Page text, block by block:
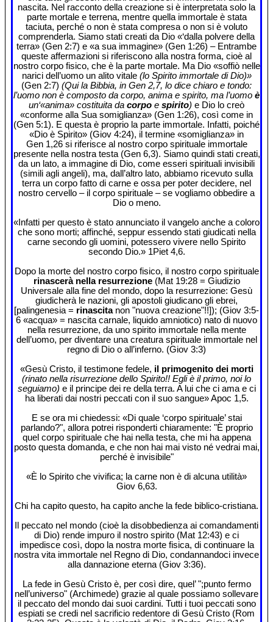
nascita. Nel racconto della creazione si è interpretata solo la
parte mortale e terrena, mentre quella immortale è stata
taciuta, perché o non è stata compresa o non si è voluto
comprenderla. Siamo stati creati da Dio «‘dalla polvere della
terra» (Gen 2:7) e «a sua immagine» (Gen 1:26) – Entrambe
queste affermazioni si riferiscono alla nostra forma, cioè al
nostro corpo fisico, che è la parte mortale. Ma Dio «soffiò nelle
narici dell’uomo un alito vitale (lo Spirito immortale di Dio)»
(Gen 2:7) (Qui la Bibbia, in Gen 2,7, lo dice chiaro e tondo:
l’uomo non è composto da corpo, anima e spirito, ma l’uomo è
un‘«anima» costituita da corpo e spirito) e Dio lo creò
«conforme alla Sua somiglianza» (Gen 1:26), così come in
(Gen 5:1). E questa è proprio la parte immortale. Infatti, poiché
«Dio è Spirito» (Giov 4:24), il termine «somiglianza» in
Gen 1,26 si riferisce al nostro corpo spirituale immortale
presente nella nostra testa (Gen 6,3). Siamo quindi stati creati,
da un lato, a immagine di Dio, come esseri spirituali invisibili
(simili agli angeli), ma, dall’altro lato, abbiamo ricevuto sulla
terra un corpo fatto di carne e ossa per poter decidere, nel
nostro cervello – il corpo spirituale – se vogliamo obbedire a
Dio o meno.
«Infatti per questo è stato annunciato il vangelo anche a coloro
che sono morti; affinché, seppur essendo stati giudicati nella
carne secondo gli uomini, potessero vivere nello Spirito
secondo Dio.» 1Piet 4,6.
Dopo la morte del nostro corpo fisico, il nostro corpo spirituale
rinascerà nella resurrezione(Mat 19:28 = Giudizio
Universale alla fine del mondo, dopo la resurrezione: Gesù
giudicherà le nazioni, gli apostoli giudicano gli ebrei,
[palingenesia = rinascitanon "nuova creazione"!!]); (Giov 3:5-
6 «acqua» = nascita carnale, liquido amniotico) nato di nuovo
nella resurrezione, da uno spirito immortale nella mente
dell’uomo, per diventare una creatura spirituale immortale nel
regno di Dio o all’inferno. (Giov 3:3)
«Gesù Cristo, il testimone fedele, il primogenito dei morti
(rinato nella risurrezione dello Spirito!! Egli è il primo, noi lo
seguiamo) e il principe dei re della terra. A lui che ci ama e ci
ha liberati dai nostri peccati con il suo sangue» Apoc 1,5.
E se ora mi chiedessi: «Di quale ‘corpo spirituale’ stai
parlando?", allora potrei risponderti chiaramente: "È proprio
quel corpo spirituale che hai nella testa, che mi ha appena
posto questa domanda, e che non hai mai visto né vedrai mai,
perché è invisibile"
«È lo Spirito che vivifica; la carne non è di alcuna utilità»
Giov 6,63.
Chi ha capito questo, ha capito anche la fede biblico-cristiana.
Il peccato nel mondo (cioè la disobbedienza ai comandamenti
di Dio) rende impuro il nostro spirito (Mat 12:43) e ci
impedisce così, dopo la nostra morte fisica, di continuare la
nostra vita immortale nel Regno di Dio, condannandoci invece
alla dannazione eterna (Giov 3:36).
La fede in Gesù Cristo è, per così dire, quel’ ";punto fermo
nell’universo" (Archimede) grazie al quale possiamo sollevare
il peccato del mondo dai suoi cardini. Tutti i tuoi peccati sono
espiati se credi nel sacrificio redentore di Gesù Cristo (Rom